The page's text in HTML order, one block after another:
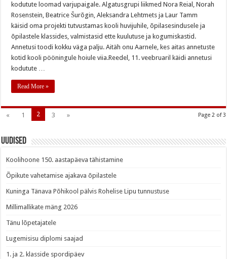
üleandmine
loomade
varjupaigale
kodutute loomad varjupaigale. Algatusgrupi liikmed Nora Reial, Norah
Rosenstein, Beatrice Šurõgin, Aleksandra Lehtmets ja Laur Tamm
käisid oma projekti tutvustamas kooli huvijuhile, õpilasesindusele ja
õpilastele klassides, valmistasid ette kuulutuse ja kogumiskastid.
Annetusi toodi kokku väga palju. Aitäh onu Aarnele, kes aitas annetuste
kotid kooli pööningule hoiule viia.Reedel, 11. veebruaril käidi annetusi
kodutute …
Read More »
Page 2 of 3
« 1 2 3 »
Uudised
Koolihoone 150. aastapäeva tähistamine
Õpikute vahetamise ajakava õpilastele
Kuninga Tänava Põhikool pälvis Rohelise Lipu tunnustuse
Millimallikate mäng 2026
Tänu lõpetajatele
Lugemisisu diplomi saajad
1. ja 2. klasside spordipäev